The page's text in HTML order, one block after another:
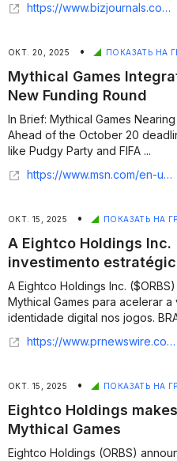
https://www.bizjournals.com/kansascity/news/2025/12/16/mythical-games-kc-live-lease-lawsuit-judgment.html
ОКТ. 20, 2025 • ПОКАЗАТЬ НА
Mythical Games
New Funding Round
In Brief: Mythical Games
Ahead of the October 20
like Pudgy Party and FIFA ...
https://www.msn.com/en-us/money/markets/mythical-games-integrates-worldcoin-id-tech-in-new-funding-round/ar-AA1ODP3T?ocid=finance-verthp-feeds
ОКТ. 15, 2025 • ПОКАЗАТЬ НА
A Eightco Holdings Inc.
investimento
A Eightco Holdings Inc.
Mythical Games para acelerar
identidade digital nos jogos.
https://www.prnewswire.com/br/comunicados-para-a-imprensa/a-eightco-holdings-inc-orbs-faz-investimento-estrategico-na-mythical-games-para-acelerar-a-verificacao-humana-e-a-identidade-digital-nos-jogos-302585340.html
ОКТ. 15, 2025 • ПОКАЗАТЬ НА
Eightco Holdings
Mythical Games
Eightco Holdings (ORBS)